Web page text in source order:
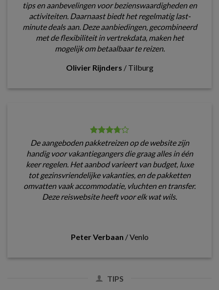
tips en aanbevelingen voor bezienswaardigheden en
activiteiten. Daarnaast biedt het regelmatig last-
minute deals aan. Deze aanbiedingen, gecombineerd
met de flexibiliteit in vertrekdata, maken het
mogelijk om betaalbaar te reizen.
Olivier Rijnders / Tilburg
De aangeboden pakketreizen op de website zijn
handig voor vakantiegangers die graag alles in één
keer regelen. Het aanbod varieert van budget, luxe
tot gezinsvriendelijke vakanties, en de pakketten
omvatten vaak accommodatie, vluchten en transfer.
Deze reiswebsite heeft voor elk wat wils.
Peter Verbaan /Venlo
TIPS